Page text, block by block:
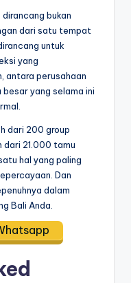
bukan
dari satu tempat
untuk
yang
antara perusahaan
yang selama ini
dari 200 group
dari 21.000 tamu
hal yang paling
Dan
dalam
Bali Anda.